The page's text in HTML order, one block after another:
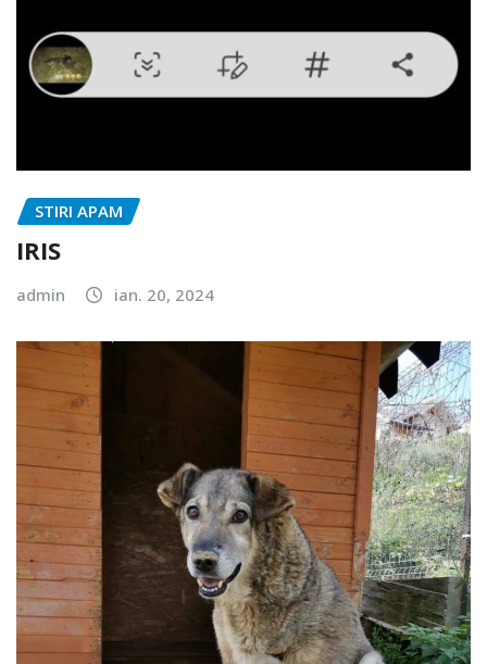
STIRI APAM
IRIS
admin ian. 20, 2024